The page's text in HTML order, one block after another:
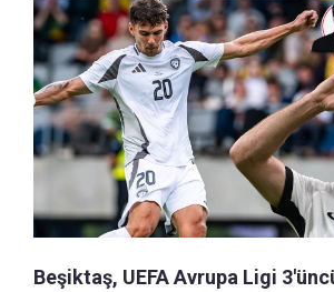
Beşiktaş, UEFA Avrupa Ligi